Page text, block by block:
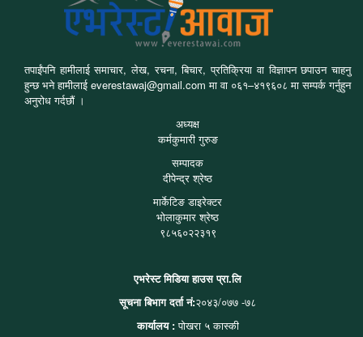
तपाईंपनि हामीलाई समाचार, लेख, रचना, बिचार, प्रतिक्रिया वा विज्ञापन छपाउन चाहनु
हुन्छ भने हामीलाई everestawaj@gmail.com मा वा ०६१–४१९६०८ मा सम्पर्क गर्नुहुन
अनुरोध गर्दछौं ।
अध्यक्ष
कर्मकुमारी गुरुङ
सम्पादक
दीपेन्द्र श्रेष्ठ
मार्केटिङ डाइरेक्टर
भोलाकुमार श्रेष्ठ
९८५६०२२३१९
एभरेस्ट मिडिया हाउस प्रा.लि
सूचना बिभाग दर्ता नं:२०४३/०७७ -७८
कार्यालय :पोखरा ५ कास्की